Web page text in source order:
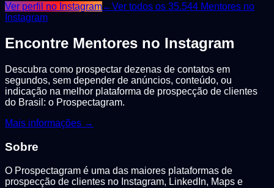
Ver perfil no Instagram←Ver todos os 35.544 Mentores no
Instagram
Encontre Mentores no Instagram
Descubra como prospectar dezenas de contatos em
segundos, sem depender de anúncios, conteúdo, ou
indicação na melhor plataforma de prospecção de clientes
do Brasil: o Prospectagram.
Mais informações →
Sobre
O Prospectagram é uma das maiores plataformas de
prospecção de clientes no Instagram, LinkedIn, Maps e